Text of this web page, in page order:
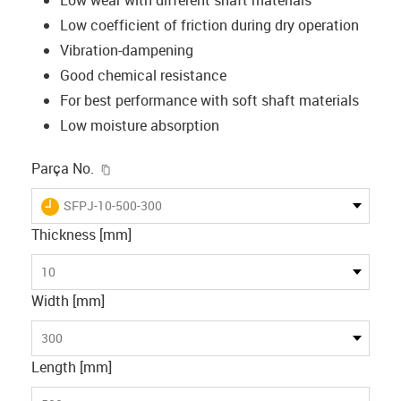
Low coefficient of friction during dry operation
Vibration-dampening
Good chemical resistance
For best performance with soft shaft materials
Low moisture absorption
Parça No.
igus-icon-lieferzeit
SFPJ-10-500-300
Thickness [mm]
10
Width [mm]
300
Length [mm]